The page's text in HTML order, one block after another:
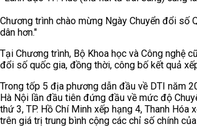
Chương trình chào mừng Ngày Chuyển đổi số
dân hơn."
Tại Chương trình, Bộ Khoa học và Công nghệ
đổi số quốc gia, đồng thời, công bố kết quả
Trong tốp 5 địa phương dẫn đầu về DTI năm
Hà Nội lần đầu tiên đứng đầu về mức độ
thứ 3, TP. Hồ Chí Minh xếp hạng 4, Thanh
trên giá trị trung bình cộng các chỉ số chính